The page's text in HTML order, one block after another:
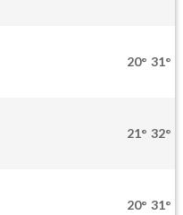
20° 31°
21° 32°
20° 31°